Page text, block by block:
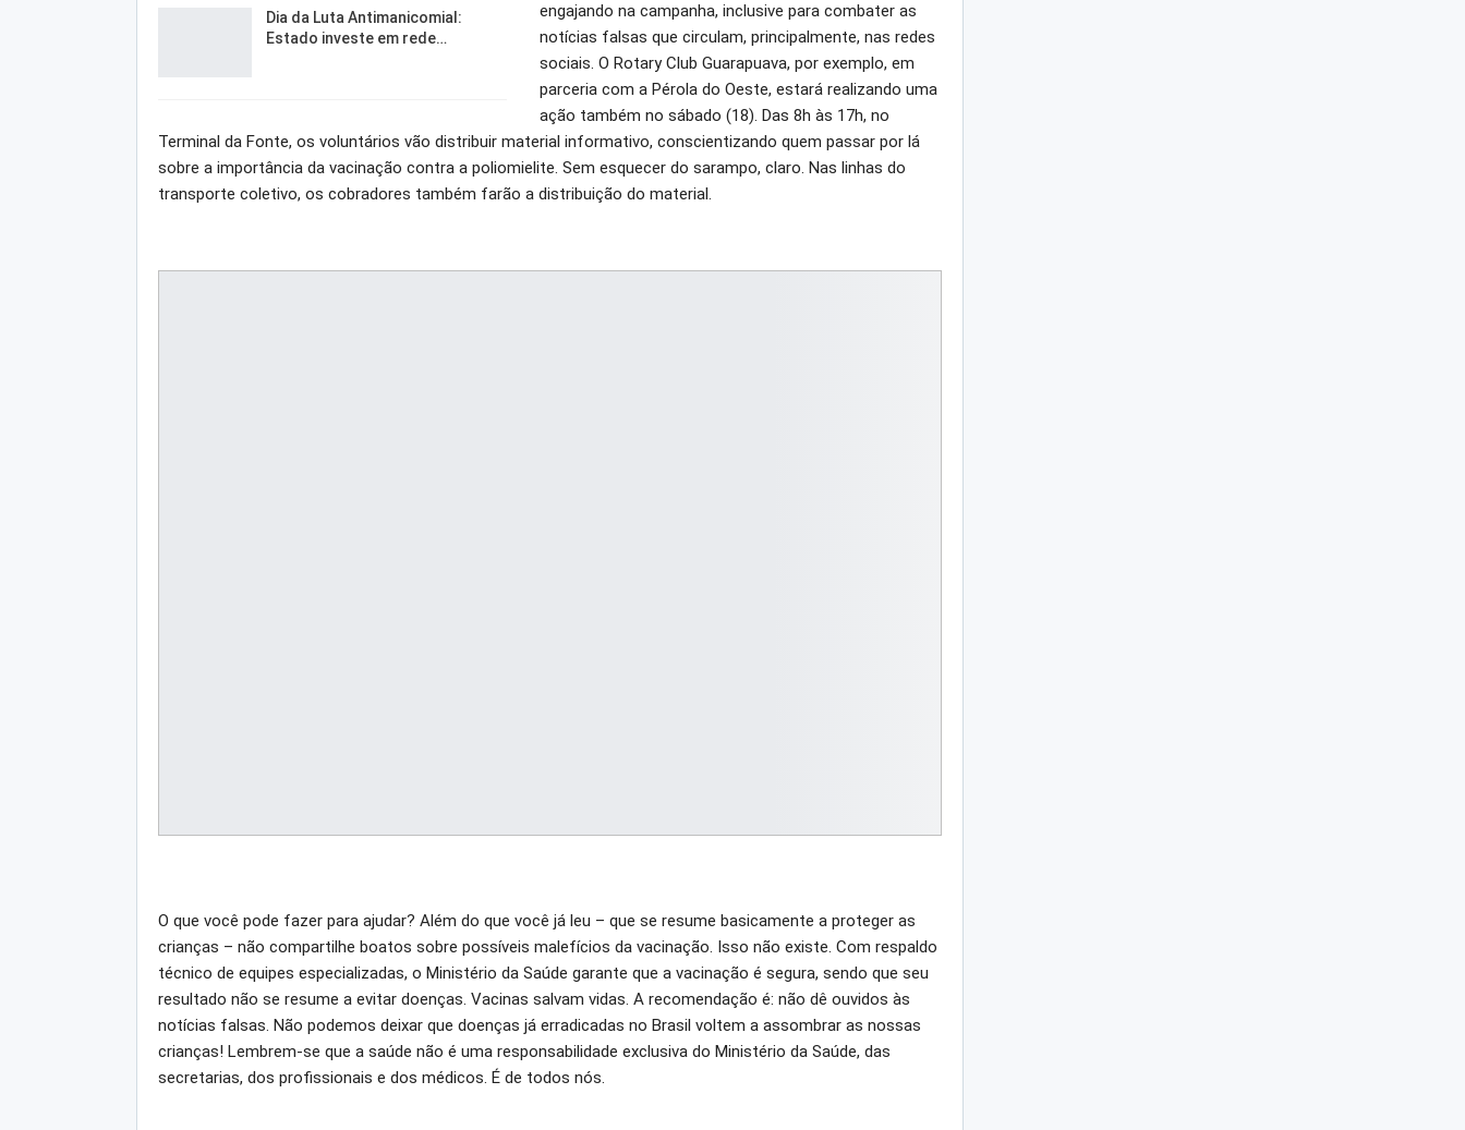
Dia da Luta Antimanicomial:
Estado investe em rede…
engajando na campanha, inclusive para combater as
notícias falsas que circulam, principalmente, nas redes
sociais. O Rotary Club Guarapuava, por exemplo, em
parceria com a Pérola do Oeste, estará realizando uma
ação também no sábado (18). Das 8h às 17h, no
Terminal da Fonte, os voluntários vão distribuir material informativo, conscientizando quem passar por lá
sobre a importância da vacinação contra a poliomielite. Sem esquecer do sarampo, claro. Nas linhas do
transporte coletivo, os cobradores também farão a distribuição do material.
O que você pode fazer para ajudar? Além do que você já leu – que se resume basicamente a proteger as
crianças – não compartilhe boatos sobre possíveis malefícios da vacinação. Isso não existe. Com respaldo
técnico de equipes especializadas, o Ministério da Saúde garante que a vacinação é segura, sendo que seu
resultado não se resume a evitar doenças. Vacinas salvam vidas. A recomendação é: não dê ouvidos às
notícias falsas. Não podemos deixar que doenças já erradicadas no Brasil voltem a assombrar as nossas
crianças! Lembrem-se que a saúde não é uma responsabilidade exclusiva do Ministério da Saúde, das
secretarias, dos profissionais e dos médicos. É de todos nós.